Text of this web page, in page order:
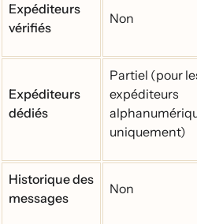
Expéditeurs
vérifiés
Non
Expéditeurs
dédiés
Partiel (pour
expéditeurs
uniquement)
Historique des
messages
Non